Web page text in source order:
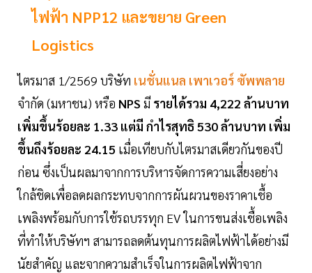
ไฟฟ้า NPP12 และขยาย Green
Logistics
ไตรมาส 1/2569 บริษัท เนชั่นแนล เพาเวอร์ ซัพพลาย
จำกัด (มหาชน) หรือ NPS มี รายได้รวม 4,222 ล้านบาท
เพิ่มขึ้นร้อยละ 1.33 แต่มี กำไรสุทธิ 530 ล้านบาท เพิ่ม
ขึ้นถึงร้อยละ 24.15 เมื่อเทียบกับไตรมาสเดียวกันของปี
ก่อน ซึ่งเป็นผลมาจากการบริหารจัดการความเสี่ยงอย่าง
ใกล้ชิดเพื่อลดผลกระทบจากการผันผวนของราคาเชื้อ
เพลิงพร้อมกับการใช้รถบรรทุก EV ในการขนส่งเชื้อเพลิง
ที่ทำให้บริษัทฯ สามารถลดต้นทุนการผลิตไฟฟ้าได้อย่างมี
นัยสำคัญ และจากความสำเร็จในการผลิตไฟฟ้าจาก